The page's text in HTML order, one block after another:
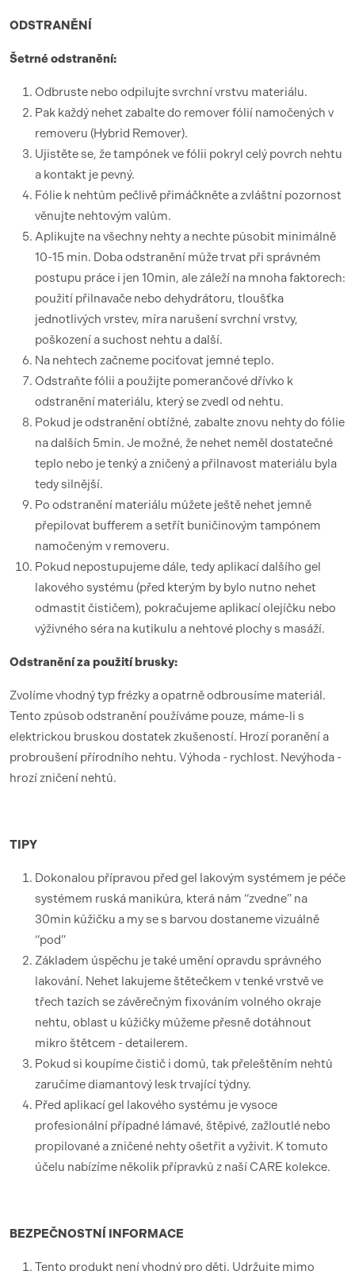
ODSTRANĚNÍ
Šetrné odstranění:
Odbruste nebo odpilujte svrchní vrstvu materiálu.
Pak každý nehet zabalte do remover fólií namočených v
removeru (Hybrid Remover).
Ujistěte se, že tampónek ve fólii pokryl celý povrch nehtu
a kontakt je pevný.
Fólie k nehtům pečlivě přimáčkněte a zvláštní pozornost
věnujte nehtovým valům.
Aplikujte na všechny nehty a nechte působit minimálně
10-15 min. Doba odstranění může trvat při správném
postupu práce i jen 10min, ale záleží na mnoha faktorech:
použití přilnavače nebo dehydrátoru, tloušťka
jednotlivých vrstev, míra narušení svrchní vrstvy,
poškození a suchost nehtu a další.
Na nehtech začneme pociťovat jemné teplo.
Odstraňte fólii a použijte pomerančové dřívko k
odstranění materiálu, který se zvedl od nehtu.
Pokud je odstranění obtížné, zabalte znovu nehty do fólie
na dalších 5min. Je možné, že nehet neměl dostatečné
teplo nebo je tenký a zničený a přilnavost materiálu byla
tedy silnější.
Po odstranění materiálu můžete ještě nehet jemně
přepilovat bufferem a setřít buničinovým tampónem
namočeným v removeru.
Pokud nepostupujeme dále, tedy aplikací dalšího gel
lakového systému (před kterým by bylo nutno nehet
odmastit čističem), pokračujeme aplikací olejíčku nebo
výživného séra na kutikulu a nehtové plochy s masáží.
Odstranění za použití brusky:
Zvolíme vhodný typ frézky a opatrně odbrousíme materiál.
Tento způsob odstranění používáme pouze, máme-li s
elektrickou bruskou dostatek zkušeností. Hrozí poranění a
probroušení přírodního nehtu. Výhoda - rychlost. Nevýhoda -
hrozí zničení nehtů.
TIPY
Dokonalou přípravou před gel lakovým systémem je péče
systémem ruská manikúra, která nám “zvedne” na
30min kůžičku a my se s barvou dostaneme vizuálně
“pod”
Základem úspěchu je také umění opravdu správného
lakování. Nehet lakujeme štětečkem v tenké vrstvě ve
třech tazích se závěrečným fixováním volného okraje
nehtu, oblast u kůžičky můžeme přesně dotáhnout
mikro štětcem - detailerem.
Pokud si koupíme čistič i domů, tak přeleštěním nehtů
zaručíme diamantový lesk trvající týdny.
Před aplikací gel lakového systému je vysoce
profesionální případné lámavé, štěpivé, zažloutlé nebo
propilované a zničené nehty ošetřit a vyživit. K tomuto
účelu nabízíme několik přípravků z naší CARE kolekce.
BEZPEČNOSTNÍ INFORMACE
Tento produkt není vhodný pro děti. Udržujte mimo